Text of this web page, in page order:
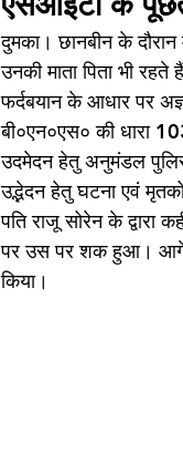
दुमका। छानबीन के
उनकी माता पिता भी
फर्दबयान के आधार पर
बी०एन०एस० की धारा
उदमेदन हेतु अनुमंडल पुलिस
उद्भेदन हेतु घटना एवं
पति राजू सोरेन के द्वारा
पर उस पर शक हुआ। आगे
किया।